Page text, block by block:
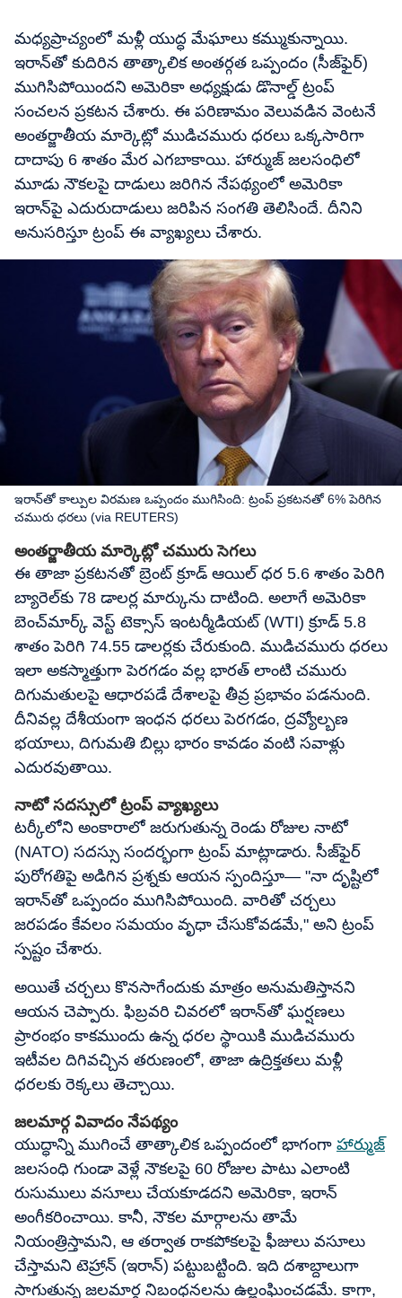
మధ్యప్రాచ్యంలో మళ్లీ యుద్ధ మేఘాలు కమ్ముకున్నాయి.
ఇరాన్‌తో కుదిరిన తాత్కాలిక అంతర్గత ఒప్పందం (సీజ్‌ఫైర్)
ముగిసిపోయిందని అమెరికా అధ్యక్షుడు డొనాల్డ్ ట్రంప్
సంచలన ప్రకటన చేశారు. ఈ పరిణామం వెలువడిన వెంటనే
అంతర్జాతీయ మార్కెట్లో ముడిచమురు ధరలు ఒక్కసారిగా
దాదాపు 6 శాతం మేర ఎగబాకాయి. హార్ముజ్ జలసంధిలో
మూడు నౌకలపై దాడులు జరిగిన నేపథ్యంలో అమెరికా
ఇరాన్‌పై ఎదురుదాడులు జరిపిన సంగతి తెలిసిందే. దీనిని
అనుసరిస్తూ ట్రంప్ ఈ వ్యాఖ్యలు చేశారు.
ఇరాన్‌తో కాల్పుల విరమణ ఒప్పందం ముగిసింది: ట్రంప్ ప్రకటనతో 6% పెరిగిన
చమురు ధరలు (via REUTERS)
అంతర్జాతీయ మార్కెట్లో చమురు సెగలు
ఈ తాజా ప్రకటనతో బ్రెంట్ క్రూడ్ ఆయిల్ ధర 5.6 శాతం పెరిగి
బ్యారెల్‌కు 78 డాలర్ల మార్కును దాటింది. అలాగే అమెరికా
బెంచ్‌మార్క్ వెస్ట్ టెక్సాస్ ఇంటర్మీడియట్ (WTI) క్రూడ్ 5.8
శాతం పెరిగి 74.55 డాలర్లకు చేరుకుంది. ముడిచమురు ధరలు
ఇలా అకస్మాత్తుగా పెరగడం వల్ల భారత్ లాంటి చమురు
దిగుమతులపై ఆధారపడే దేశాలపై తీవ్ర ప్రభావం పడనుంది.
దీనివల్ల దేశీయంగా ఇంధన ధరలు పెరగడం, ద్రవ్యోల్బణ
భయాలు, దిగుమతి బిల్లు భారం కావడం వంటి సవాళ్లు
ఎదురవుతాయి.
నాటో సదస్సులో ట్రంప్ వ్యాఖ్యలు
టర్కీలోని అంకారాలో జరుగుతున్న రెండు రోజుల నాటో
(NATO) సదస్సు సందర్భంగా ట్రంప్ మాట్లాడారు. సీజ్‌ఫైర్
పురోగతిపై అడిగిన ప్రశ్నకు ఆయన స్పందిస్తూ— "నా దృష్టిలో
ఇరాన్‌తో ఒప్పందం ముగిసిపోయింది. వారితో చర్చలు
జరపడం కేవలం సమయం వృధా చేసుకోవడమే," అని ట్రంప్
స్పష్టం చేశారు.
అయితే చర్చలు కొనసాగేందుకు మాత్రం అనుమతిస్తానని
ఆయన చెప్పారు. ఫిబ్రవరి చివరలో ఇరాన్‌తో ఘర్షణలు
ప్రారంభం కాకముందు ఉన్న ధరల స్థాయికి ముడిచమురు
ఇటీవల దిగివచ్చిన తరుణంలో, తాజా ఉద్రిక్తతలు మళ్లీ
ధరలకు రెక్కలు తెచ్చాయి.
జలమార్గ వివాదం నేపథ్యం
యుద్ధాన్ని ముగించే తాత్కాలిక ఒప్పందంలో భాగంగా హార్ముజ్
జలసంధి గుండా వెళ్లే నౌకలపై 60 రోజుల పాటు ఎలాంటి
రుసుములు వసూలు చేయకూడదని అమెరికా, ఇరాన్
అంగీకరించాయి. కానీ, నౌకల మార్గాలను తామే
నియంత్రిస్తామని, ఆ తర్వాత రాకపోకలపై ఫీజులు వసూలు
చేస్తామని టెహ్రాన్ (ఇరాన్) పట్టుబట్టింది. ఇది దశాబ్దాలుగా
సాగుతున్న జలమార్గ నిబంధనలను ఉల్లంఘించడమే. కాగా,